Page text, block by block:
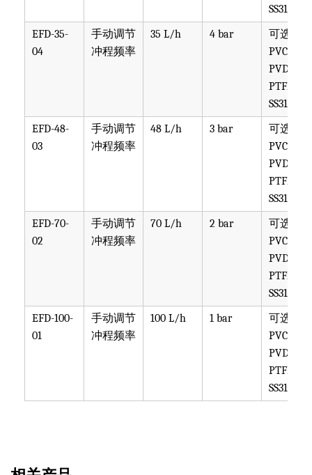
SS316
EFD-35-
04
手动调节
冲程频率
35 L/h 4 bar
可选
PVC,
PVDF,
PTFE,
SS316
EFD-48-
03
手动调节
冲程频率
48 L/h 3 bar
可选
PVC,
PVDF,
PTFE,
SS316
EFD-70-
02
手动调节
冲程频率
70 L/h 2 bar
可选
PVC,
PVDF,
PTFE,
SS316
EFD-100-
01
手动调节
冲程频率
100 L/h 1 bar
可选
PVC,
PVDF,
PTFE,
SS316